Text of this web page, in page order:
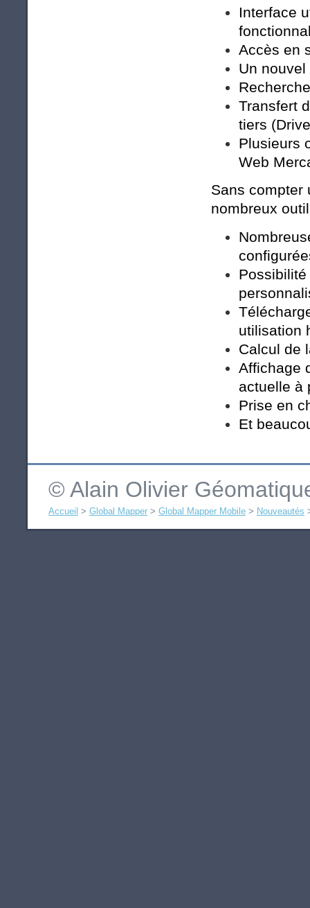
Interface
Accès en
Un
Transfert
tiers
Plusieurs
Web
Sans compter
nombreux
utilisation
Calcul de
Affichage
actuelle à
Prise en
Et
© Alain Olivier
Accueil > Global Mapper > Global Mapper Mobile > Nouveautés